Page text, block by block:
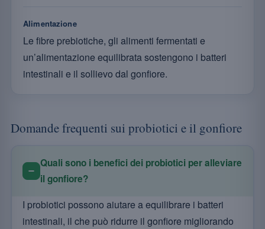
Alimentazione
Le fibre prebiotiche, gli alimenti fermentati e
un’alimentazione equilibrata sostengono i batteri
intestinali e il sollievo dal gonfiore.
Domande frequenti sui probiotici e il gonfiore
Quali sono i benefici dei probiotici per alleviare
il gonfiore?
I probiotici possono aiutare a equilibrare i batteri
intestinali, il che può ridurre il gonfiore migliorando